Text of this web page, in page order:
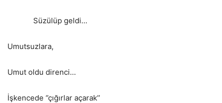
Süzülüp geldi…
Umutsuzlara,
Umut oldu direnci…
İşkencede ‘’çığırlar açarak’’